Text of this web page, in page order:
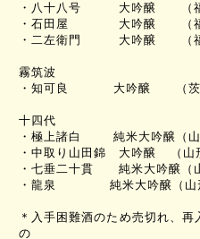
・ 八十八号 大吟醸 （福
・石田屋 大吟醸 （福
・ 二左衛門 大吟醸 （福
霧筑波
・知可良
大吟醸 （茨
十四代
・極上諸白
純米大吟醸（山
・ 中取り山田錦 大吟醸 （山
・ 七垂二十貫 純米大吟醸（山
・ 龍泉 純米大吟醸（山
＊入手困難酒のため売切れ、
の